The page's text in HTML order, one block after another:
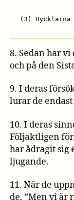
(3) Hycklarna
8. Sedan har vi
och på den
9. I deras
lurar de
10. I deras
Följaktligen
har ådragit sig
ljugande.
11. När de
de, ”Men vi är